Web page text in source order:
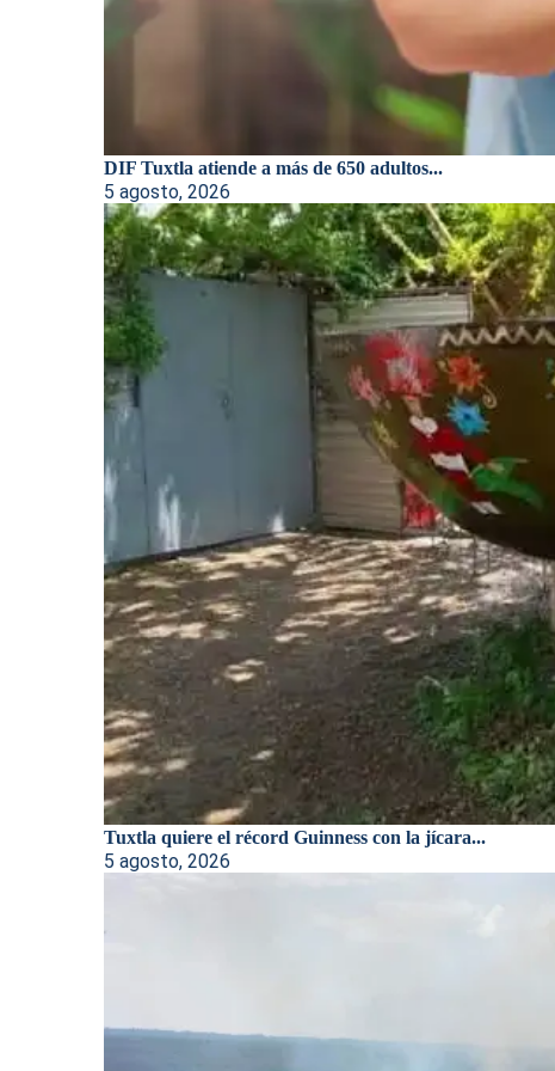
DIF Tuxtla atiende a más de 650 adultos...
5 agosto, 2026
Tuxtla quiere el récord Guinness con la jícara...
5 agosto, 2026